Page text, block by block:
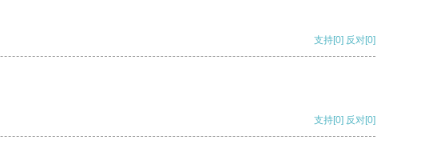
支持[0] 反对[0]
支持[0] 反对[0]